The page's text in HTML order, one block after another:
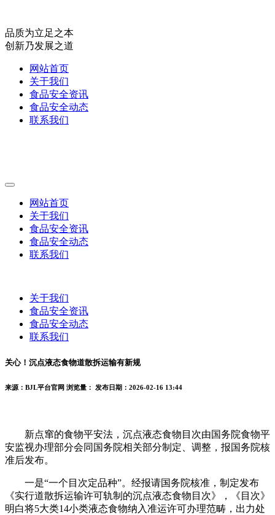
品质为立足之本
创新乃发展之道
网站首页
关于我们
食品安全资讯
食品安全动态
联系我们
网站首页
关于我们
食品安全资讯
食品安全动态
联系我们
关于我们
食品安全资讯
食品安全动态
联系我们
关心！沉点液态食物道散拆运输有新规
来源：BJL平台官网 浏览量： 发布日期：2026-02-16 13:44
新点窜的食物平安法，沉点液态食物目次由国务院食物平
安监视办理部分会同国务院相关部分制定、调整，报国务院核
准后发布。
一是“一个目次定品种”。经报请国务院核准，制定发布
《实行道散拆运输许可轨制的沉点液态食物目次》，《目次》
明白将5大类14小类液态食物纳入准运许可办理范畴，出力处